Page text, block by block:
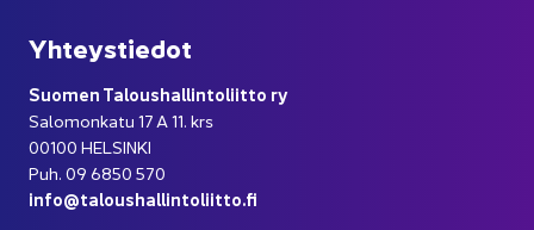
Yh­teys­tie­dot
Suo­men Ta­lous­hal­lin­to­liit­to ry
Sa­lo­mon­ka­tu 17 A 11. krs
00100 HEL­SIN­KI
Puh. 09 6850 570
info@ta­lous­hal­lin­to­liit­to.fi